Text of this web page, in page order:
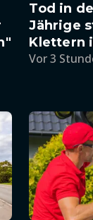
Tod in
Jährige
Klettern
Vor 3